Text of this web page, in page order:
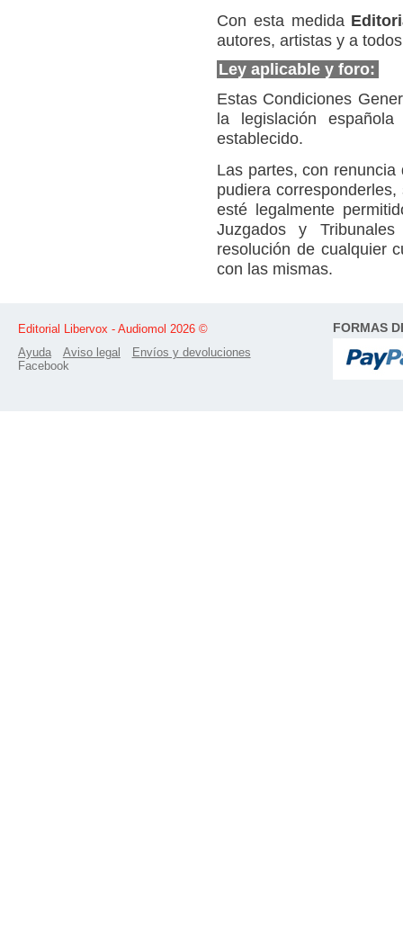
Con esta medida
autores, artistas y a
Ley aplicable y foro:
Estas Condiciones
la legislación
establecido.
Las partes, con
pudiera
esté legalmente
Juzgados y
resolución de cualquier
con las mismas.
Editorial Libervox - Audiomol 2026 ©
Ayuda
Aviso legal
Envíos y devoluciones
Facebook
FORMAS